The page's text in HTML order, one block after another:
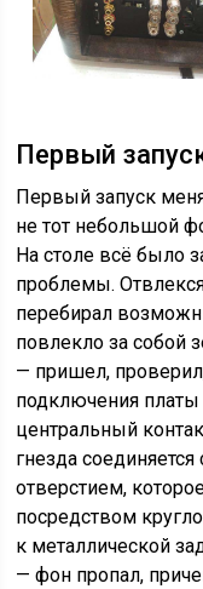
Первый
Первый запуск
не тот небольшой
На столе всё было
проблемы.
перебирал
повлекло за собой
— пришел,
подключения платы
центральный
гнезда
отверстием,
посредством
к металлической
— фон пропал,